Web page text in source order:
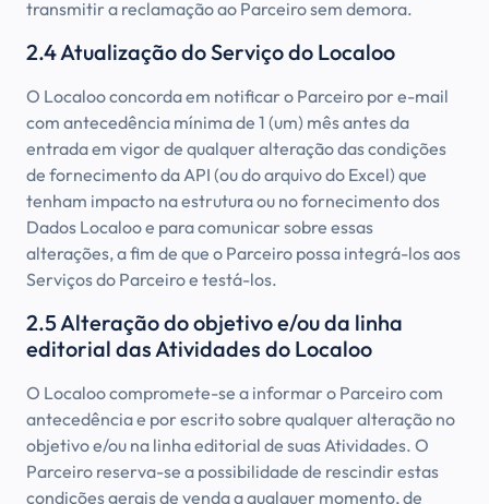
transmitir a reclamação ao Parceiro sem demora.
2.4 Atualização do Serviço do Localoo
O Localoo concorda em notificar o Parceiro por e-mail
com antecedência mínima de 1 (um) mês antes da
entrada em vigor de qualquer alteração das condições
de fornecimento da API (ou do arquivo do Excel) que
tenham impacto na estrutura ou no fornecimento dos
Dados Localoo e para comunicar sobre essas
alterações, a fim de que o Parceiro possa integrá-los aos
Serviços do Parceiro e testá-los.
2.5 Alteração do objetivo e/ou da linha
editorial das Atividades do Localoo
O Localoo compromete-se a informar o Parceiro com
antecedência e por escrito sobre qualquer alteração no
objetivo e/ou na linha editorial de suas Atividades. O
Parceiro reserva-se a possibilidade de rescindir estas
condições gerais de venda a qualquer momento, de